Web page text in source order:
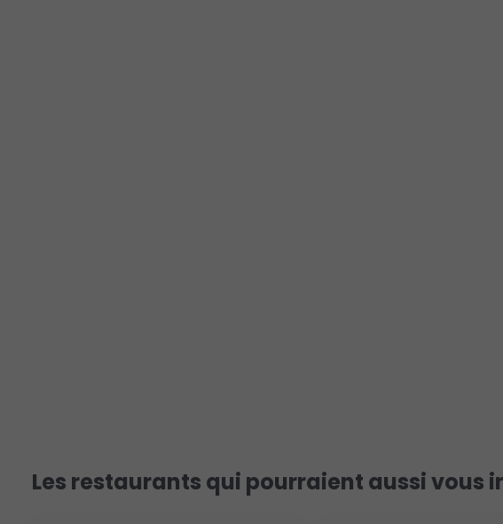
Les restaurants qui pourraient aussi vous